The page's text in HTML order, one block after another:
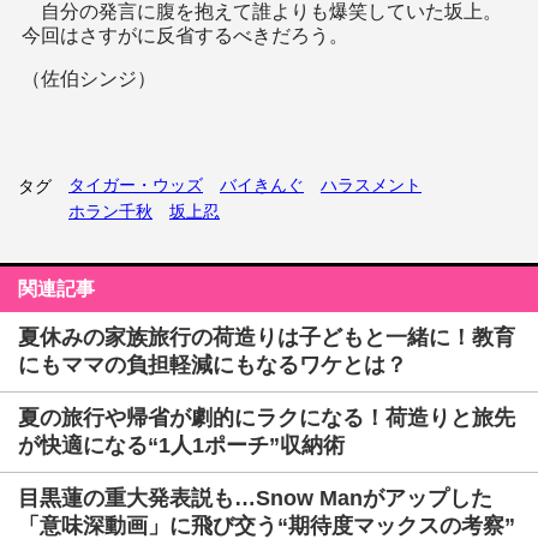
自分の発言に腹を抱えて誰よりも爆笑していた坂上。
今回はさすがに反省するべきだろう。
（佐伯シンジ）
タグ タイガー・ウッズ バイきんぐ
ハラスメント
ホラン千秋
坂上忍
関連記事
夏休みの家族旅行の荷造りは子どもと一緒に！教育
にもママの負担軽減にもなるワケとは？
夏の旅行や帰省が劇的にラクになる！荷造りと旅先
が快適になる“1人1ポーチ”収納術
目黒蓮の重大発表説も…Snow Manがアップした
「意味深動画」に飛び交う“期待度マックスの考察”